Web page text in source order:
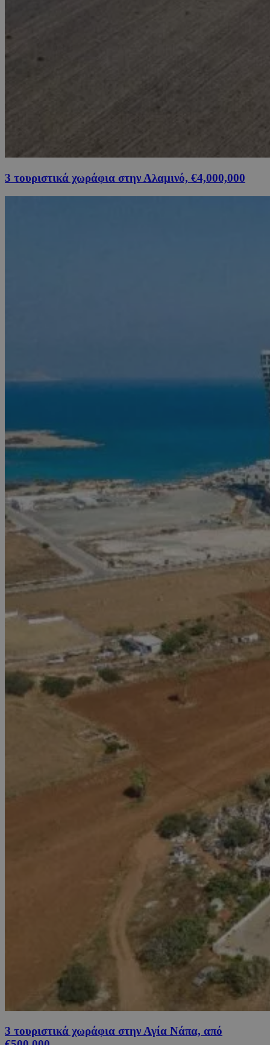
3 τουριστικά χωράφια στην Αλαμινό, €4,000,000
3 τουριστικά χωράφια στην Αγία Νάπα, από